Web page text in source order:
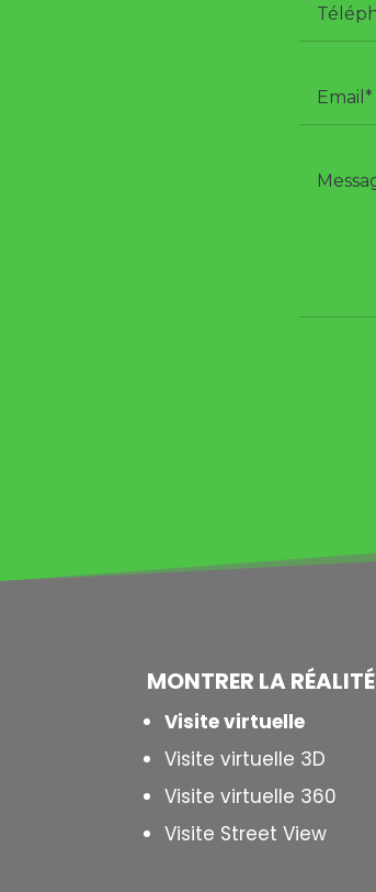
MONTRER LARÉALITÉ
Visite virtuelle
Visite virtuelle 3D
Visite virtuelle 360
Visite Street View